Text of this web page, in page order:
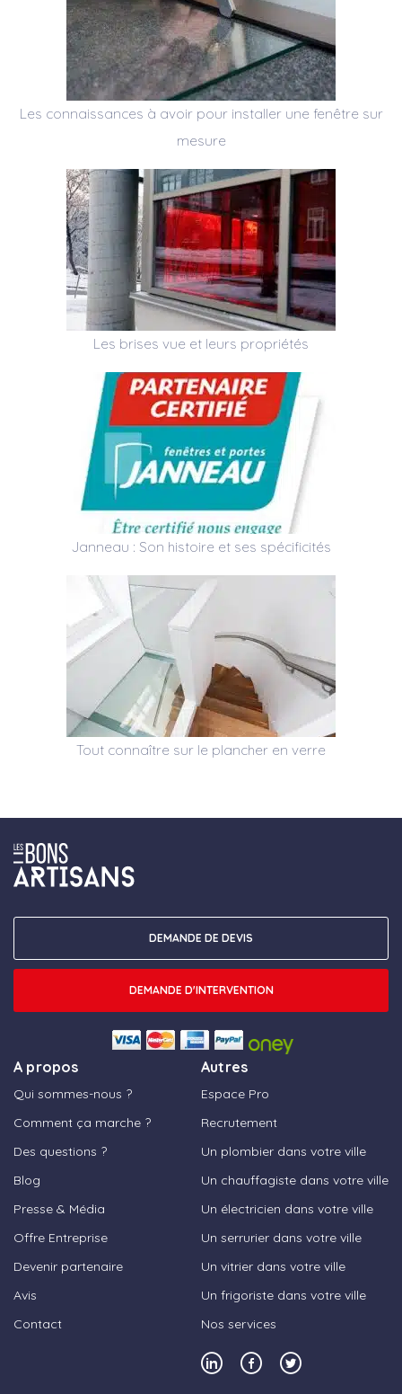
Les connaissances à avoir pour installer une fenêtre sur
mesure
Les brises vue et leurs propriétés
Janneau : Son histoire et ses spécificités
Tout connaître sur le plancher en verre
A propos
Qui sommes-nous ?
Comment ça marche ?
Des questions ?
Blog
Presse & Média
Offre Entreprise
Devenir partenaire
Avis
Contact
Autres
Espace Pro
Recrutement
Un plombier dans votre ville
Un chauffagiste dans votre ville
Un électricien dans votre ville
Un serrurier dans votre ville
Un vitrier dans votre ville
Un frigoriste dans votre ville
Nos services
DEMANDE DE DEVIS
DEMANDE D'INTERVENTION